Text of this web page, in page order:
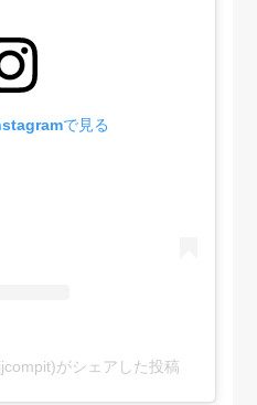
で見る
がシェアした投稿